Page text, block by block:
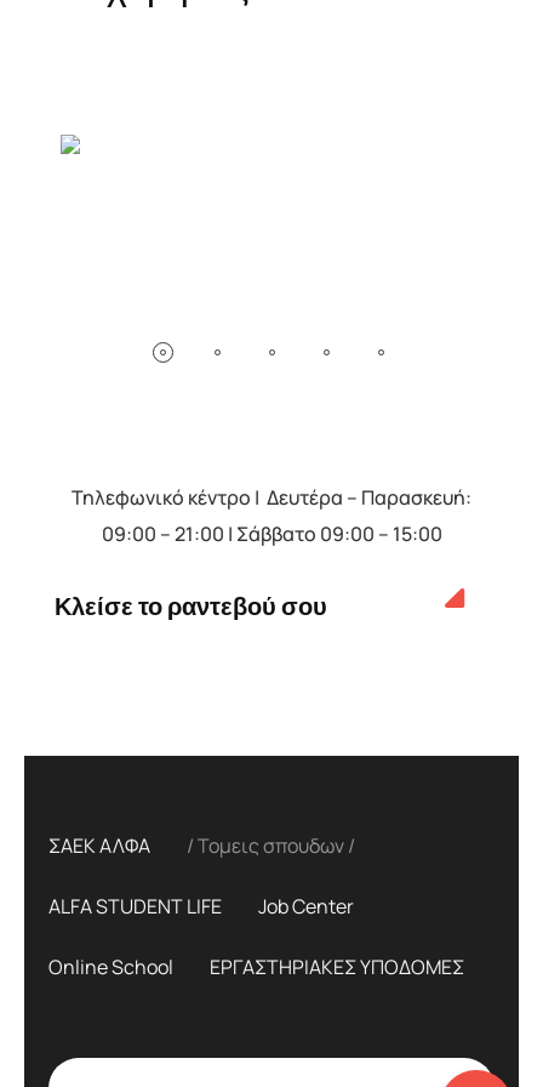
Τηλεφωνικό κέντρο | Δευτέρα – Παρασκευή:
09:00 – 21:00 | Σάββατο 09:00 – 15:00
Κλείσε το ραντεβού σου
ΣΑΕΚ ΑΛΦΑ Τομεις σπουδων
ALFA STUDENT LIFE Job Center
Online School ΕΡΓΑΣΤΗΡΙΑΚΕΣ ΥΠΟΔΟΜΕΣ